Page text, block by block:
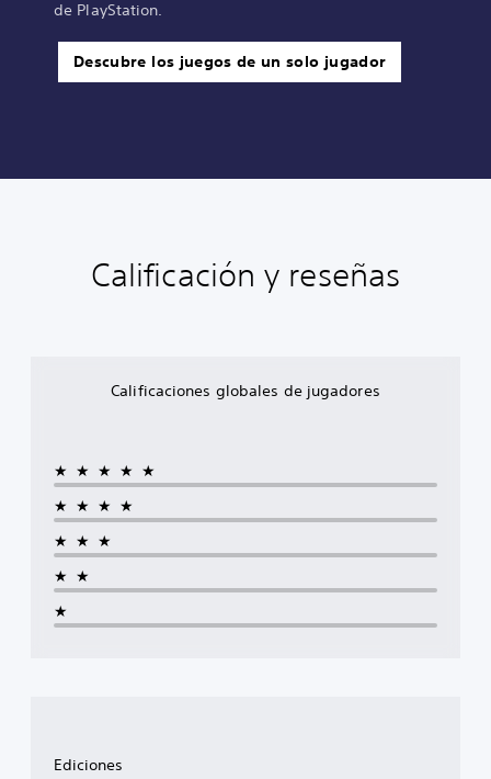
de PlayStation.
Descubre los juegos de un solo jugador
Calificación y reseñas
Calificaciones globales de jugadores
★★★★★
★★★★
★★★
★★
★
Ediciones